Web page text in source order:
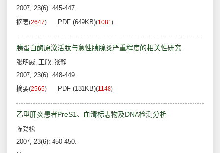
2007, 23(6): 445-447.
摘要(2647) PDF (649KB)(1081)
胰蛋白酶原激活肽与急性胰腺炎严重程度的相关性研究
张明威, 王欣, 张静
2007, 23(6): 448-449.
摘要(2565) PDF (131KB)(1148)
乙型肝炎患者PreS1、血清标志物及DNA检测分析
陈劲松
2007, 23(6): 450-450.